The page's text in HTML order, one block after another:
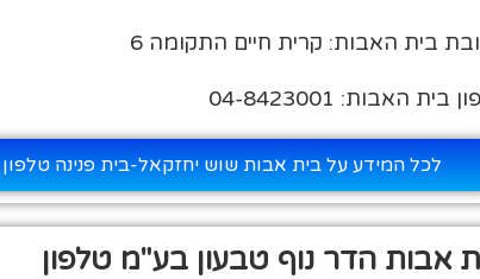
בית האבות: קרית חיים התקומה 6
בית האבות: 04-8423001
לכל המידע על בית אבות שוש יחזקאל-בית פנינה טלפון
אבות הדר נוף טבעון בע"מ טלפון